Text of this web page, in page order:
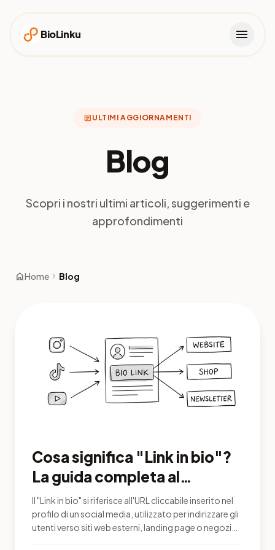
BioLinku menu
article ULTIMI AGGIORNAMENTI
Blog
Scopri i nostri ultimi articoli, suggerimenti e
approfondimenti
homeHome chevron_right Blog
Cosa significa "Link in bio"?
La guida completa al
reindirizzamento del traffico
sui social media nel 2026
Il "Link in bio" si riferisce all'URL cliccabile inserito nel
profilo di un social media, utilizzato per indirizzare gli
utenti verso siti web esterni, landing page o negozi